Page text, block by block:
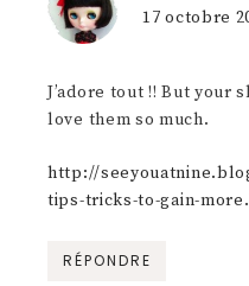
17 octobre
J’adore tout !! But your
love them so much.
http://
tips-tricks-to-gain-
RÉPONDRE